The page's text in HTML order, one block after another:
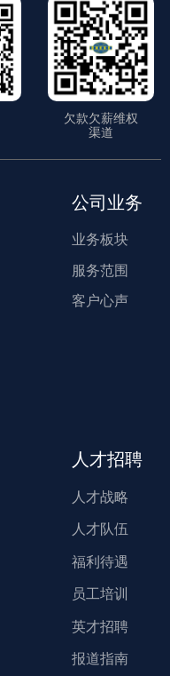
欠款欠薪维权
渠道
公司业务
业务板块
服务范围
客户心声
人才招聘
人才战略
人才队伍
福利待遇
员工培训
英才招聘
报道指南